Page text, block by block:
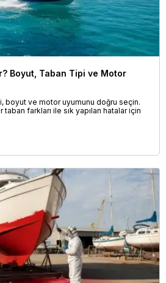
Boyut, Taban Tipi ve Motor
boyut ve motor uyumunu doğru seçin.
farkları ile sık yapılan hatalar için